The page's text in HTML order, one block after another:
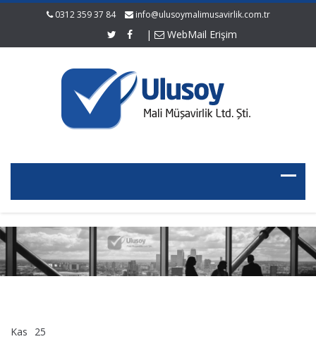
0312 359 37 84 info@ulusoymalimusavirlik.com.tr
| WebMail Erişim
Kas 25